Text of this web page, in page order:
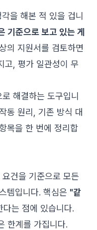
을 해본 적 있을 겁니
기준으로 보고 있는 게
의 지원서를 검토하면
고, 평가 일관성이 무
해결하는 도구입니
동 원리, 기존 방식 대
목을 한 번에 정리합
건을 기준으로 모든
템입니다. 핵심은 "같
다는 점에 있습니다.
한계를 가집니다.